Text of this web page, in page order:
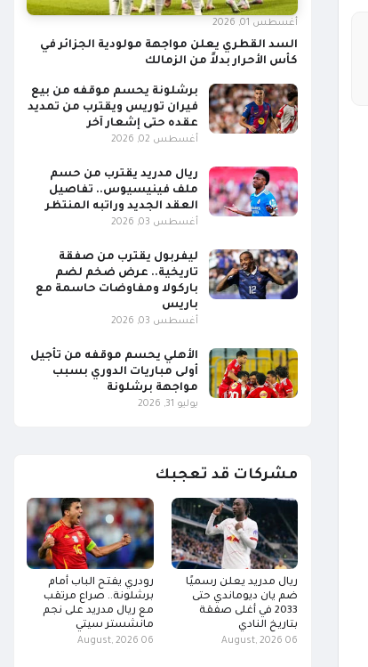
السد القطري يعلن مواجهة مولودية الجزائر في
كأس الأحرار بدلاً من الزمالك
أغسطس 01, 2026
برشلونة يحسم موقفه من بيع
فيران توريس ويقترب من تمديد
عقده حتى إشعار آخر
أغسطس 02, 2026
ريال مدريد يقترب من حسم
ملف فينيسيوس.. تفاصيل
العقد الجديد وراتبه المنتظر
أغسطس 03, 2026
ليفربول يقترب من صفقة
تاريخية.. عرض ضخم لضم
باركولا ومفاوضات حاسمة مع
باريس
أغسطس 03, 2026
الأهلي يحسم موقفه من تأجيل
أولى مباريات الدوري بسبب
مواجهة برشلونة
يوليو 31, 2026
مشركات قد تعجبك
ريال مدريد يعلن رسميًا
ضم يان ديوماندي حتى
2033 في أغلى صفقة
بتاريخ النادي
06 August, 2026
رودري يفتح الباب أمام
برشلونة.. صراع مرتقب
مع ريال مدريد على نجم
مانشستر سيتي
06 August, 2026